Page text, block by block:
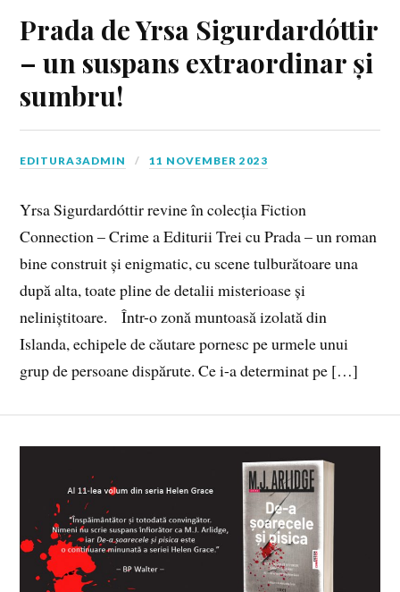
Prada de Yrsa Sigurdardóttir
– un suspans extraordinar și
sumbru!
EDITURA3ADMIN 11 NOVEMBER 2023
Yrsa Sigurdardóttir revine în colecția Fiction
Connection – Crime a Editurii Trei cu Prada – un roman
bine construit și enigmatic, cu scene tulburătoare una
după alta, toate pline de detalii misterioase și
neliniștitoare. Într-o zonă muntoasă izolată din
Islanda, echipele de căutare pornesc pe urmele unui
grup de persoane dispărute. Ce i-a determinat pe […]